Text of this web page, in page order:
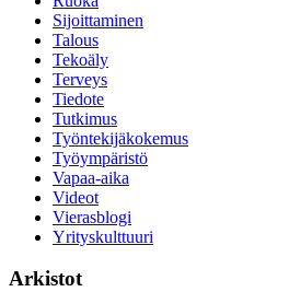
Sijoittaminen
Talous
Tekoäly
Terveys
Tiedote
Tutkimus
Työntekijäkokemus
Työympäristö
Vapaa-aika
Videot
Vierasblogi
Yrityskulttuuri
Arkistot